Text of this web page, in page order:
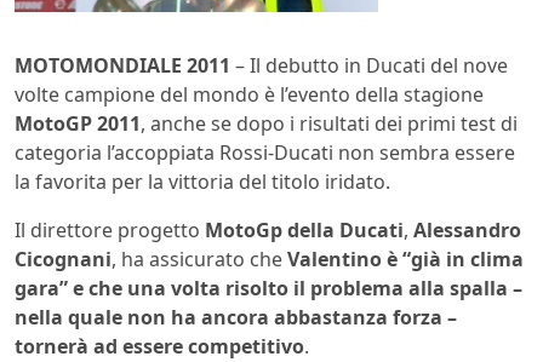
MOTOMONDIALE 2011 – Il debutto in Ducati del nove
volte campione del mondo è l’evento della stagione
MotoGP 2011, anche se dopo i risultati dei primi test di
categoria l’accoppiata Rossi-Ducati non sembra essere
la favorita per la vittoria del titolo iridato.
Il direttore progetto MotoGp della Ducati, Alessandro
Cicognani, ha assicurato cheValentino è “già in clima
gara” e che una volta risolto il problema alla spalla –
nella quale non ha ancora abbastanza forza –
tornerà ad essere competitivo.